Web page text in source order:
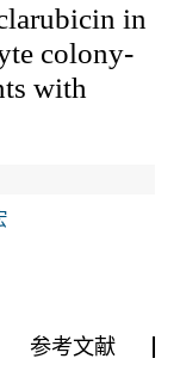
in
colony-
with
参考文献